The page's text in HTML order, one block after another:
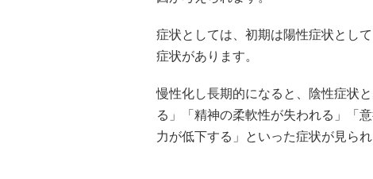
症状としては、初期は陽性症状とし
症状があります。
慢性化し長期的になると、陰性症状
る」「精神の柔軟性が失われる」「
力が低下する」といった症状が見られ